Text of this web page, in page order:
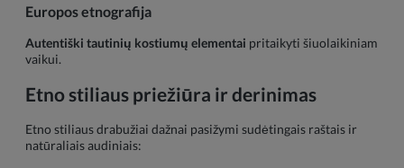
Europos etnografija
Autentiški tautinių kostiumų elementai pritaikyti šiuolaikiniam
vaikui.
Etno stiliaus priežiūra ir derinimas
Etno stiliaus drabužiai dažnai pasižymi sudėtingais raštais ir
natūraliais audiniais: